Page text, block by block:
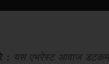
: यस एभरेस्ट आवाज